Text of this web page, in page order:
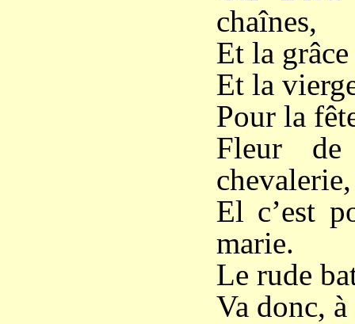
chaînes,
Et la
Et la
Pour la
Fleur
chevalerie,
El c’est
marie.
Le rude
Va donc,